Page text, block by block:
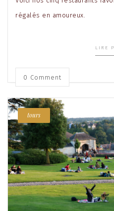
régalés en amoureux.
LIRE
0 Comment
tours